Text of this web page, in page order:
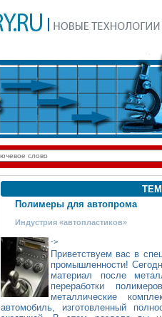
Полимеры для автопрома
Индустрия «автопластиков»
->
Приветствуем вас в
промышленности!
материал после
переработки
металлические
автомобиль, изготовленный